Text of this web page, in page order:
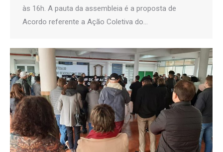
às 16h. A pauta da assembleia é a proposta de
Acordo referente a Ação Coletiva do…